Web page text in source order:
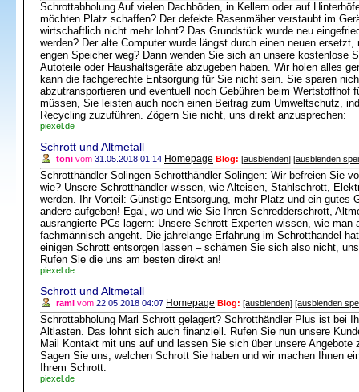
Schrottabholung Auf vielen Dachböden, in Kellern oder auf
möchten Platz schaffen? Der defekte Rasenmäher verstaubt im
wirtschaftlich nicht mehr lohnt? Das Grundstück wurde neu
werden? Der alte Computer wurde längst durch einen neuen
engen Speicher weg? Dann wenden Sie sich an unsere kostenlose
Autoteile oder Haushaltsgeräte abzugeben haben. Wir holen alles
kann die fachgerechte Entsorgung für Sie nicht sein. Sie sparen
abzutransportieren und eventuell noch Gebühren beim Wertstoffhof
müssen, Sie leisten auch noch einen Beitrag zum Umweltschutz,
Recycling zuzuführen. Zögern Sie nicht, uns direkt anzusprechen:
piexel.de
Schrott und Altmetall
toni vom 31.05.2018 01:14 Homepage Blog: [ausblenden] [ausblenden
Schrotthändler Solingen Schrotthändler Solingen: Wir befreien Sie
wie? Unsere Schrotthändler wissen, wie Alteisen, Stahlschrott,
werden. Ihr Vorteil: Günstige Entsorgung, mehr Platz und ein gutes
andere aufgeben! Egal, wo und wie Sie Ihren Schredderschrott,
ausrangierte PCs lagern: Unsere Schrott-Experten wissen, wie
fachmännisch angeht. Die jahrelange Erfahrung im Schrotthandel
einigen Schrott entsorgen lassen – schämen Sie sich also nicht,
Rufen Sie die uns am besten direkt an!
piexel.de
Schrott und Altmetall
rami vom 22.05.2018 04:07 Homepage Blog: [ausblenden] [ausblenden
Schrottabholung Marl Schrott gelagert? Schrotthändler Plus ist bei
Altlasten. Das lohnt sich auch finanziell. Rufen Sie nun unsere
Mail Kontakt mit uns auf und lassen Sie sich über unsere Angebote
Sagen Sie uns, welchen Schrott Sie haben und wir machen Ihnen
Ihrem Schrott.
piexel.de